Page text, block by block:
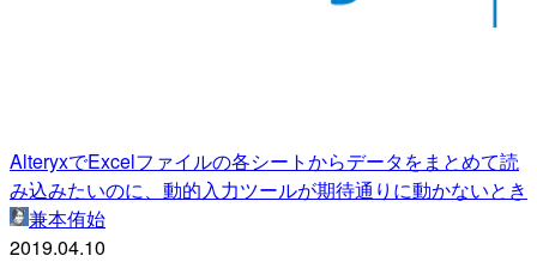
AlteryxでExcelファイルの各シートからデータをまとめて読
み込みたいのに、動的入力ツールが期待通りに動かないとき
兼本侑始
2019.04.10